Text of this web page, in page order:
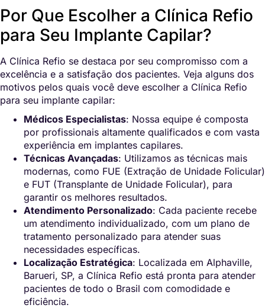
Por Que Escolher a Clínica Refio
para Seu Implante Capilar?
A Clínica Refio se destaca por seu compromisso com a
excelência e a satisfação dos pacientes. Veja alguns dos
motivos pelos quais você deve escolher a Clínica Refio
para seu implante capilar:
Médicos Especialistas: Nossa equipe é composta
por profissionais altamente qualificados e com vasta
experiência em implantes capilares.
Técnicas Avançadas: Utilizamos as técnicas mais
modernas, como FUE (Extração de Unidade Folicular)
e FUT (Transplante de Unidade Folicular), para
garantir os melhores resultados.
Atendimento Personalizado: Cada paciente recebe
um atendimento individualizado, com um plano de
tratamento personalizado para atender suas
necessidades específicas.
Localização Estratégica: Localizada em Alphaville,
Barueri, SP, a Clínica Refio está pronta para atender
pacientes de todo o Brasil com comodidade e
eficiência.